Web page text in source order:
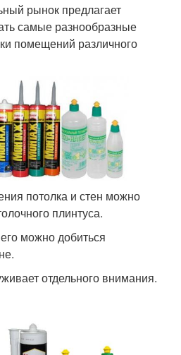
рынок предлагает
самые разнообразные
помещений различного
потолка и стен можно
плинтуса.
можно добиться
отдельного внимания.